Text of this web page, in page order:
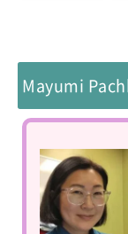
Mayumi